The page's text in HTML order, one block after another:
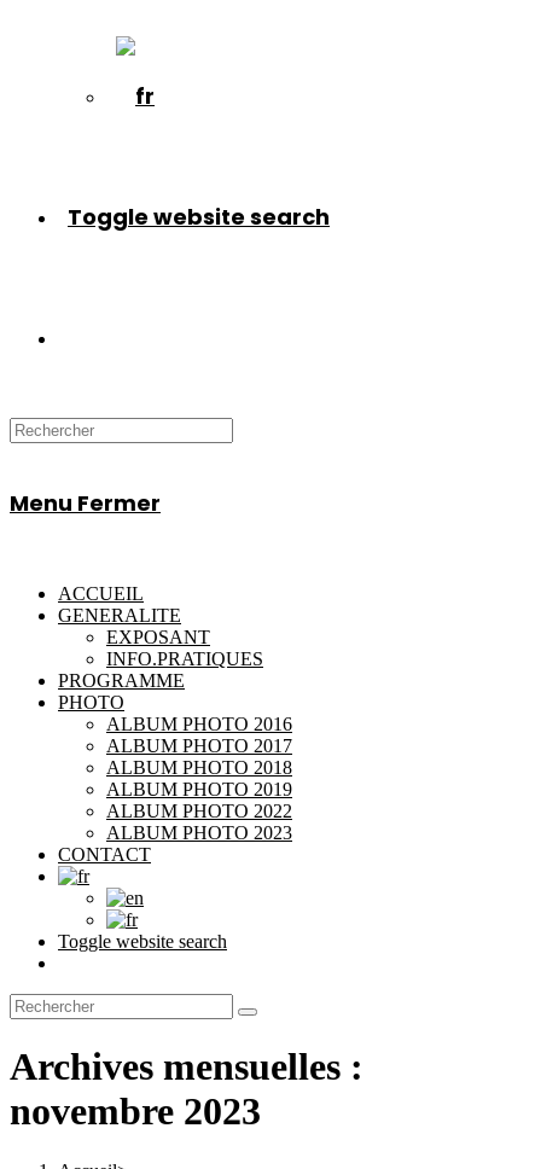
Toggle website search
Menu Fermer
ACCUEIL
GENERALITE
EXPOSANT
INFO.PRATIQUES
PROGRAMME
PHOTO
ALBUM PHOTO 2016
ALBUM PHOTO 2017
ALBUM PHOTO 2018
ALBUM PHOTO 2019
ALBUM PHOTO 2022
ALBUM PHOTO 2023
CONTACT
Toggle website search
Archives mensuelles :
novembre 2023